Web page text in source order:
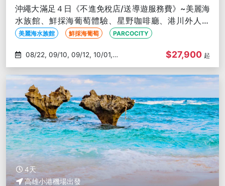
沖繩大滿足４日《不進免稅店/送導遊服務費》~美麗海
水族館、鮮採海葡萄體驗、星野咖啡廳、港川外人住
宅、燒肉放題-高雄出發
美麗海水族館 鮮採海葡萄 PARCOCITY
10/03
$27,900 起
4天
高雄小港機場出發